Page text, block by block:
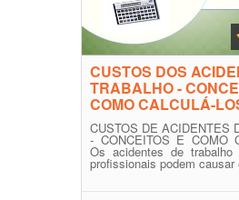
CUSTOS DOS
TRABALHO -
COMO CALCULÁ-
CUSTOS DE ACIDENTES
- CONCEITOS E COMO
Os acidentes de
profissionais podem causar